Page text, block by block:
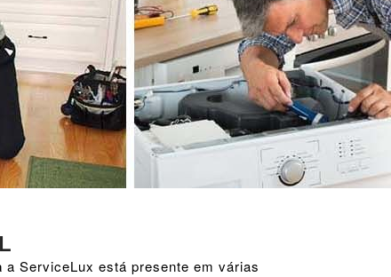
a ServiceLux está presente em várias